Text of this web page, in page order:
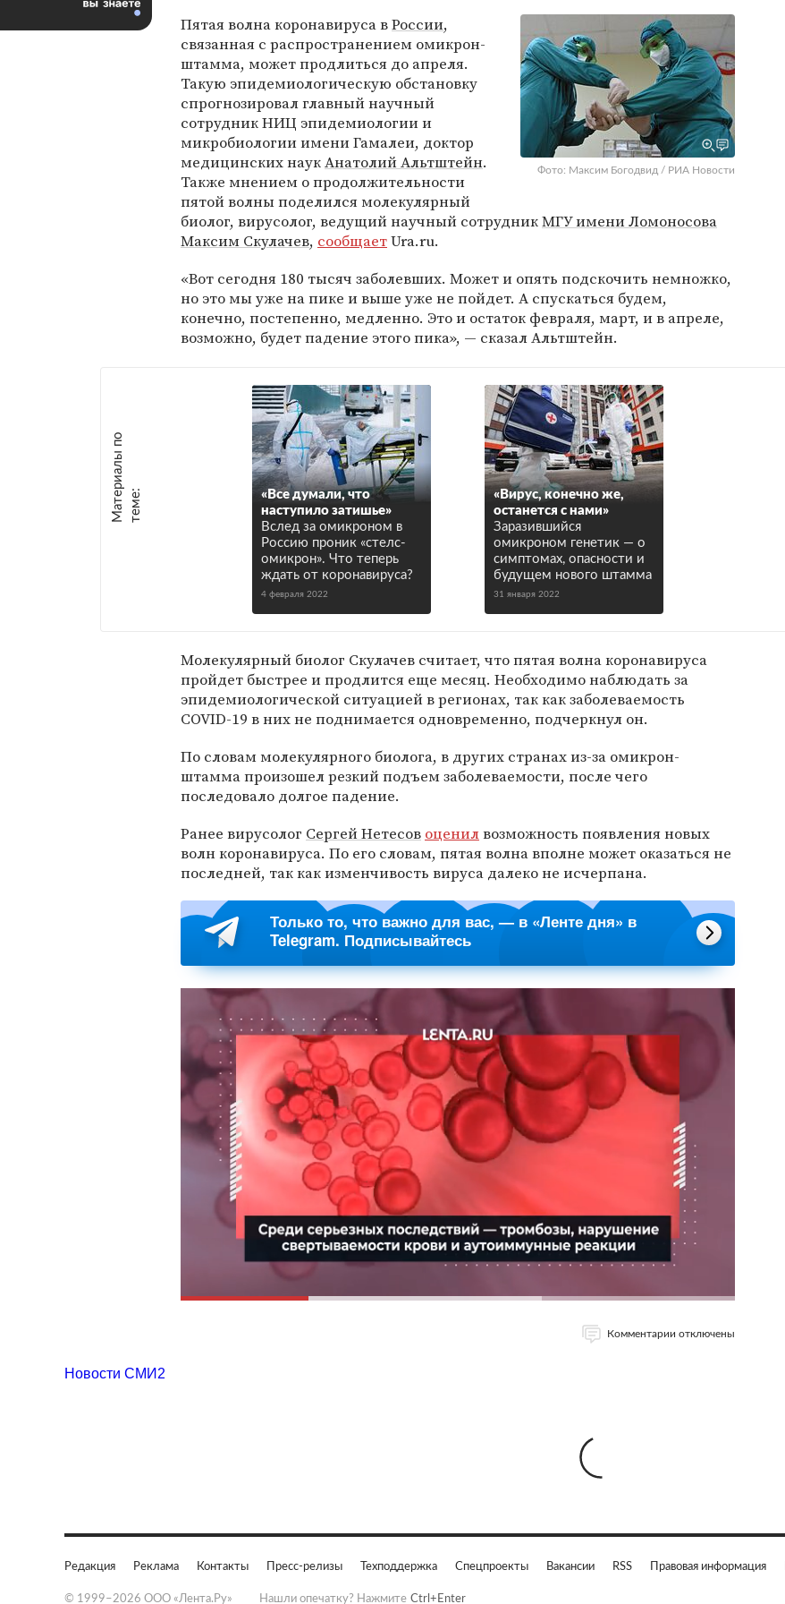
Фото: Максим Богодвид / РИА Новости
Пятая волна коронавируса вРоссии,
связанная с распространением омикрон-
штамма, может продлиться до апреля.
Такую эпидемиологическую обстановку
спрогнозировал главный научный
сотрудник НИЦ эпидемиологии и
микробиологии имени Гамалеи, доктор
медицинских наукАнатолий Альтштейн.
Также мнением о продолжительности
пятой волны поделился молекулярный
биолог, вирусолог, ведущий научный сотрудникМГУ имени Ломоносова
Максим Скулачев, сообщаетUra.ru.
«Вот сегодня 180 тысяч заболевших. Может и опять подскочить немножко,
но это мы уже на пике и выше уже не пойдет. А спускаться будем,
конечно, постепенно, медленно. Это и остаток февраля, март, и в апреле,
возможно, будет падение этого пика», — сказал Альтштейн.
М
а
т е
р
и
а
л
ы
п
о
т
е
м
е :
«Все думали, что
наступило затишье»
Вслед за омикроном в
Россию проник «стелс-
омикрон». Что теперь
ждать от коронавируса?
4 февраля 2022
«Вирус, конечно же,
останется с нами»
Заразившийся
омикроном генетик — о
симптомах, опасности и
будущем нового штамма
31 января 2022
Молекулярный биолог Скулачев считает, что пятая волна коронавируса
пройдет быстрее и продлится еще месяц. Необходимо наблюдать за
эпидемиологической ситуацией в регионах, так как заболеваемость
COVID-19 в них не поднимается одновременно, подчеркнул он.
По словам молекулярного биолога, в других странах из-за омикрон-
штамма произошел резкий подъем заболеваемости, после чего
последовало долгое падение.
Ранее вирусолог Сергей Нетесов оценилвозможность появления новых
волн коронавируса. По его словам, пятая волна вполне может оказаться не
последней, так как изменчивость вируса далеко не исчерпана.
Только то, что важно для вас, — в «Ленте дня» в
Telegram. Подписывайтесь
Комментарии отключены
Новости СМИ2
Редакция Реклама Контакты Пресс-релизы Техподдержка Спецпроекты Вакансии RSS Правовая информация
© 1999–2026 ООО «Лента.Ру» Нашли опечатку? Нажмите Ctrl+Enter